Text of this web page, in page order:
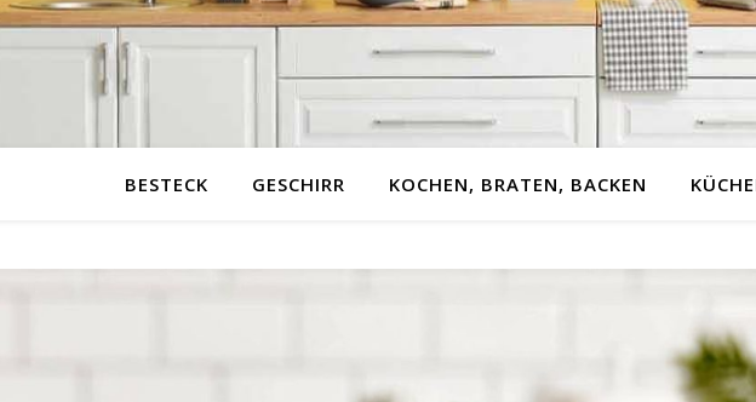
BESTECK GESCHIRR KOCHEN, BRATEN, BACKEN